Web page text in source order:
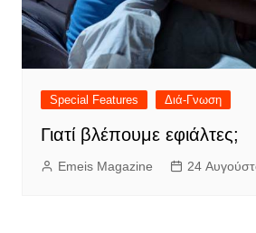
Special Features Διά-Γνωση
Γιατί βλέπουμε εφιάλτες;
Emeis Magazine 24